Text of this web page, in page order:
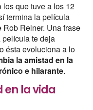
que tuve a los 12
termina la película
Reiner. Una frase
te deja
ésta evoluciona a lo
la amistad en la
e hilarante.
la vida